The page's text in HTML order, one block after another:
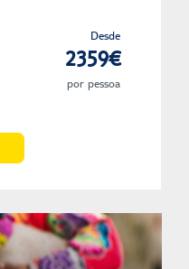
Desde
2359€
por pessoa